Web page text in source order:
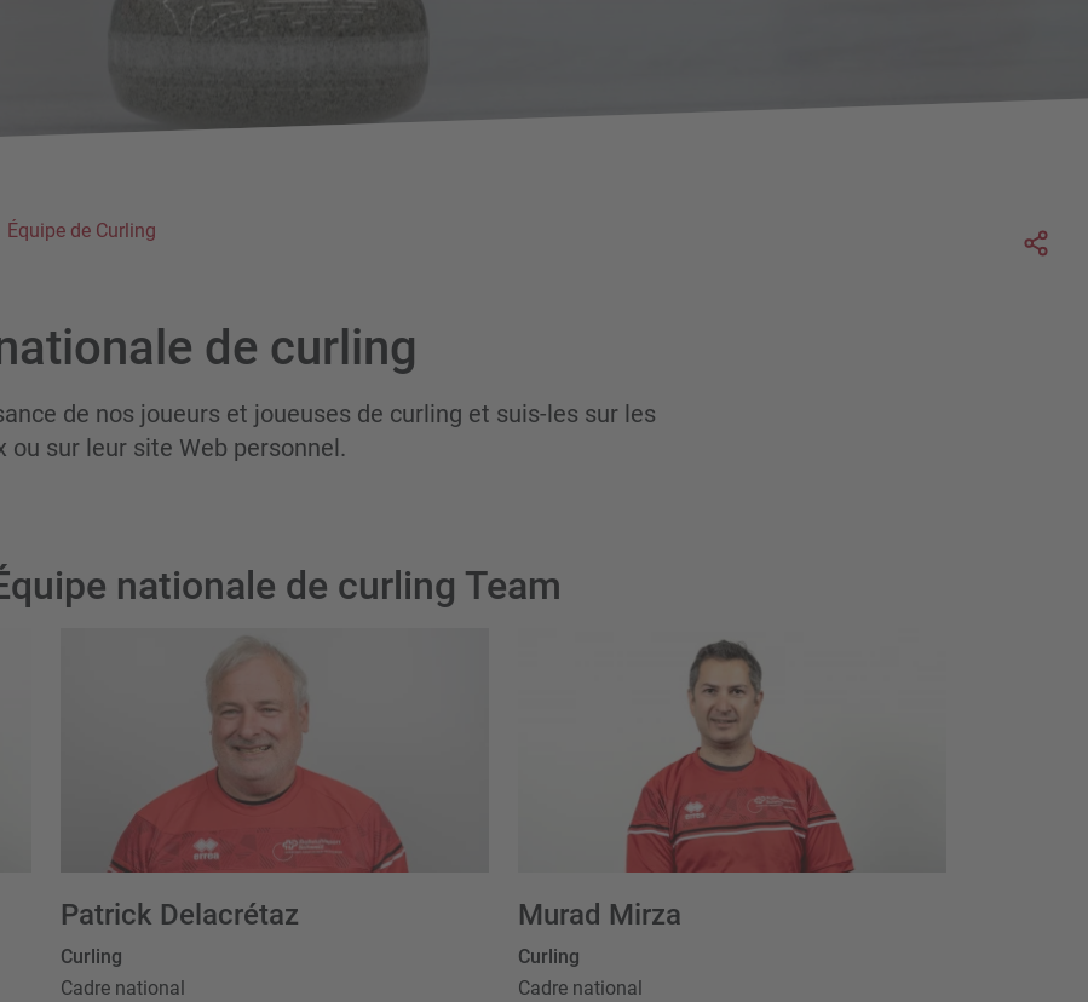
Équipe de Curling
de curling
de nos joueurs et joueuses de curling et suis-les sur les
ou sur leur site Web personnel.
nationale de curling Team
Patrick Delacrétaz
Curling
Cadre national
Murad Mirza
Curling
Cadre national